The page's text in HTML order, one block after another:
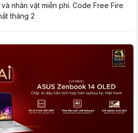
nhân vật miễn phí. Code Free Fire
tháng 2